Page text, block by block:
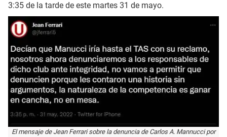
3:35 de la tarde de este martes 31 de mayo.
El mensaje de Jean Ferrari sobre la denuncia de Carlos A. Mannucci por